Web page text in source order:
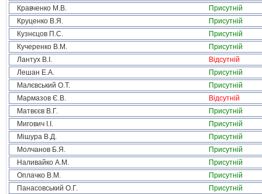
Кравченко М.В.
Присутній
Круценко В.Я.
Присутній
Кузнєцов П.С.
Присутній
Кучеренко В.М.
Присутній
Лантух В.І.
Відсутній
Лешан Е.А.
Присутній
Малєвський О.Т.
Присутній
Мармазов Є.В.
Відсутній
Матвєєв В.Г.
Присутній
Мигович І.І.
Присутній
Мішура В.Д.
Присутній
Молчанов Б.Я.
Присутній
Наливайко А.М.
Присутній
Оплачко В.М.
Присутній
Панасовський О.Г.
Присутній